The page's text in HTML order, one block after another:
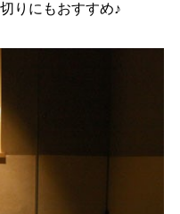
りにもおすすめ♪